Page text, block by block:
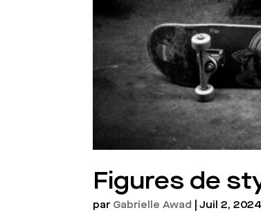
Figures de
par Gabrielle Awad |Juil 2, 2024